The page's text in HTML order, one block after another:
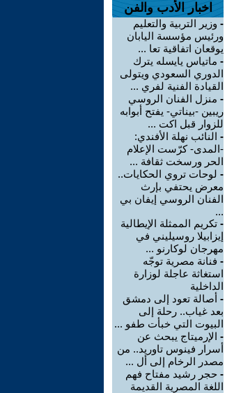
اخبار الأدب والفن
- وزير التربية والتعليم
ورئيس مؤسسة اليابان
يوقعان اتفاقية تعا ...
- ماتياس يايسله يترك
الدوري السعودي ويتولى
القيادة الفنية لفري ...
- منزل الفنان الروسي
ريبين -بيناتي- يفتح أبوابه
للزوار قبل اكت ...
- النائب نهلة الأفندي:
-المدى- كرّست الإعلام
الحر ورسخت ثقافة ...
- لوحات تروي الحكايات..
معرض يحتفي بإرث
الفنان الروسي إيفان بي
...
- تكريم الممثلة الإيطالية
إيزابيلا روسيليني في
مهرجان لوكارنو ...
- فنانة مصرية توجّه
استغاثة عاجلة لوزارة
الداخلية
- أصالة تعود إلى دمشق
بعد غياب.. رحلة إلى
البيوت التي خبأت طفو ...
- الإرميتاج يبحث عن
أسرار فينوس تاوريد.. من
مصدر الرخام إلى أل ...
- حجر رشيد مفتاح فهم
اللغة المصرية القديمة